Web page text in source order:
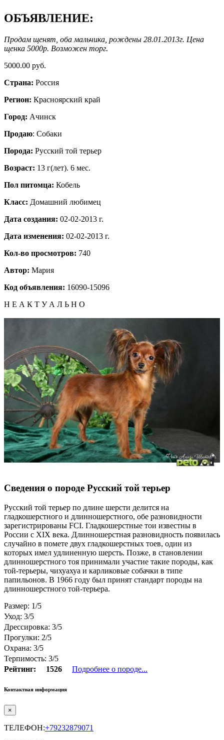
ОБЪЯВЛЕНИЕ:
Продам щенят, оба мальчика, рождены 28.01.2013г. Цена
щенка 5000р. Возможен торг.
5000.00 руб.
Страна: Россия
Регион: Красноярский край
Город: Ачинск
Продаю: Собаки
Порода: Русский той терьер
Возраст: 13 г(лет). 6 мес.
Пол питомца: Кобель
Класс: Домашний любимец
Дата создания: 02-02-2013 г.
Дата изменения: 02-02-2013 г.
Кол-во просмотров: 740
Автор: Мария
Код объявления: 16090-15096
Н Е А К Т У А Л Ь Н О
Сведения о породе Русский той терьер
Русский той терьер по длине шерсти делится на
гладкошерстного и длинношерстного, обе разновидности
зарегистрированы FCI. Гладкошерстные тои известны в
России с XIX века. Длинношерстная разновидность появилась
случайно в помете двух гладкошерстных тоев, один из
которых имел удлиненную шерсть. Позже, в становлении
длинношерстного тоя принимали участие такие породы, как
той-терьеры, чихуахуа и карликовые собачки в типе
папильонов. В 1966 году был принят стандарт породы на
длинношерстного той-терьера.
Размер: 1/5
Уход: 3/5
Дрессировка: 3/5
Прогулки: 2/5
Охрана: 3/5
Терпимость: 3/5
Рейтинг:
1526 Подробнее о породе...
Контактная информация
×
ТЕЛЕФОН:+79232879071